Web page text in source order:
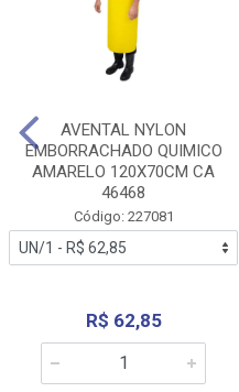
AVENTAL NYLON
EMBORRACHADO QUIMICO
AMARELO 120X70CM CA
46468
Código: 227081
R$ 62,85